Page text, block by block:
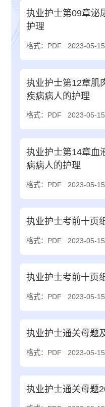
执业护士第09章泌
护理
格式：PDF 2023-05-
执业护士第12章肌
疾病病人的护理
格式：PDF 2023-05-
执业护士第14章血
病病人的护理
格式：PDF 2023-05-
执业护士考前十页
格式：PDF 2023-05-
执业护士考前十页
格式：PDF 2023-05-
执业护士通关母题
格式：PDF 2023-05-
执业护士通关母题